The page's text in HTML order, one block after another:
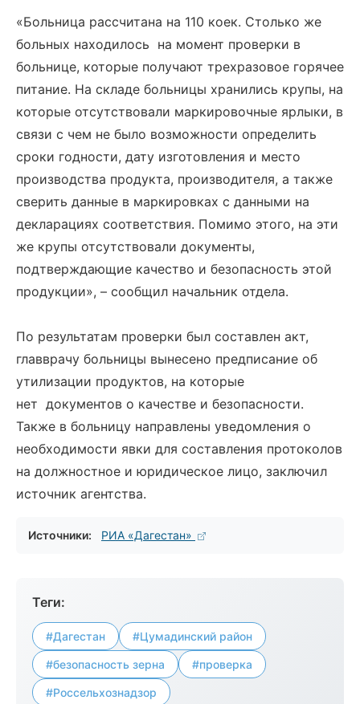
«Больница рассчитана на 110 коек. Столько же
больных находилось на момент проверки в
больнице, которые получают трехразовое горячее
питание. На складе больницы хранились крупы, на
которые отсутствовали маркировочные ярлыки, в
связи с чем не было возможности определить
сроки годности, дату изготовления и место
производства продукта, производителя, а также
сверить данные в маркировках с данными на
декларациях соответствия. Помимо этого, на эти
же крупы отсутствовали документы,
подтверждающие качество и безопасность этой
продукции», – сообщил начальник отдела.
По результатам проверки был составлен акт,
главврачу больницы вынесено предписание об
утилизации продуктов, на которые
нет документов о качестве и безопасности.
Также в больницу направлены уведомления о
необходимости явки для составления протоколов
на должностное и юридическое лицо, заключил
источник агентства.
Источники: РИА «Дагестан»
Теги:
#Дагестан #Цумадинский район
#безопасность зерна #проверка
#Россельхознадзор